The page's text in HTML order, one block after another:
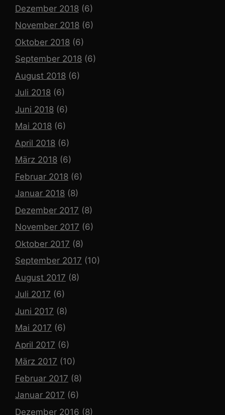
Dezember 2018 (6)
November 2018 (6)
Oktober 2018 (6)
September 2018 (6)
August 2018 (6)
Juli 2018 (6)
Juni 2018 (6)
Mai 2018 (6)
April 2018 (6)
März 2018 (6)
Februar 2018 (6)
Januar 2018 (8)
Dezember 2017 (8)
November 2017 (6)
Oktober 2017 (8)
September 2017 (10)
August 2017 (8)
Juli 2017 (6)
Juni 2017 (8)
Mai 2017 (6)
April 2017 (6)
März 2017 (10)
Februar 2017 (8)
Januar 2017 (6)
Dezember 2016 (8)